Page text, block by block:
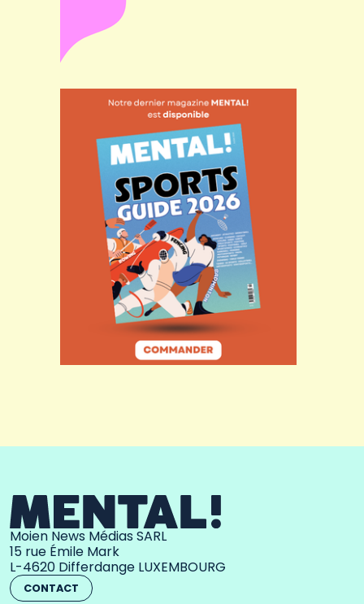
Moien News Médias SARL
15 rue Émile Mark
L-4620 Differdange LUXEMBOURG
CONTACT